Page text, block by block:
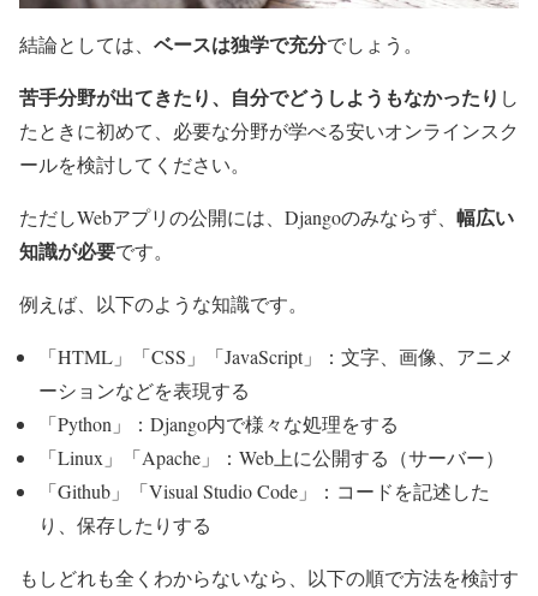
結論としては、 ベースは独学で充分でしょう。
苦手分野が出てきたり、自分でどうしようもなかったり し
たときに初めて、必要な分野が学べる安いオンラインスク
ールを検討してください。
ただしWebアプリの公開には、Djangoのみならず、 幅広い
知識が必要です。
例えば、以下のような知識です。
「HTML」「CSS」「JavaScript」：文字、画像、アニメ
ーションなどを表現する
「Python」：Django内で様々な処理をする
「Linux」「Apache」：Web上に公開する（サーバー）
「Github」「Visual Studio Code」：コードを記述した
り、保存したりする
もしどれも全くわからないなら、以下の順で方法を検討す